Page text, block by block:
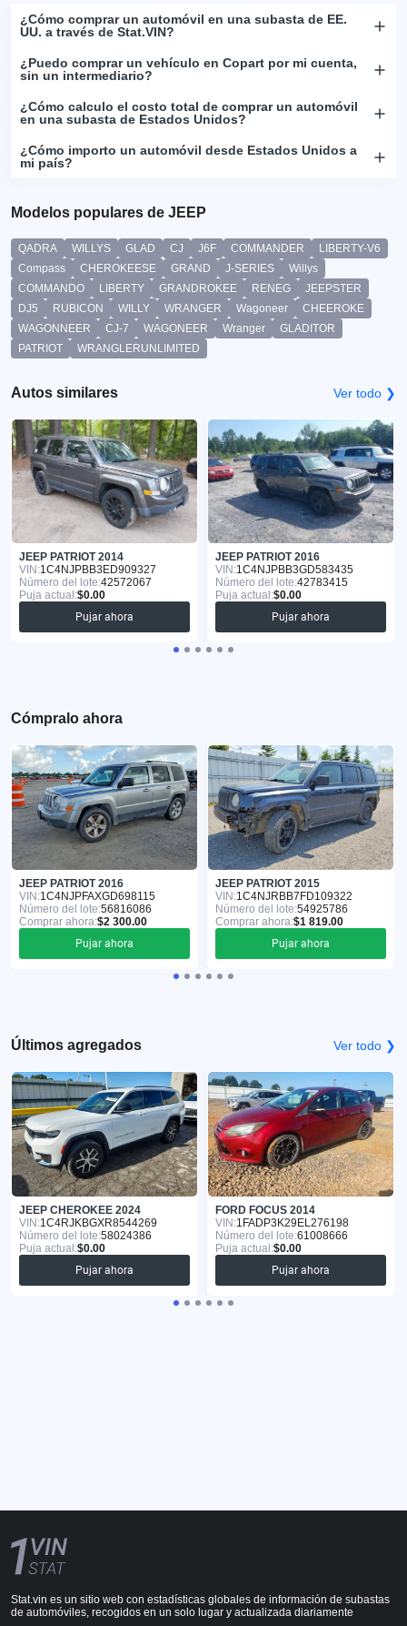
¿Cómo comprar un automóvil en una subasta de EE.
UU. a través de Stat.VIN?
¿Puedo comprar un vehículo en Copart por mi cuenta,
sin un intermediario?
¿Cómo calculo el costo total de comprar un automóvil
en una subasta de Estados Unidos?
¿Cómo importo un automóvil desde Estados Unidos a
mi país?
Modelos populares de JEEP
QADRA WILLYS GLAD CJ J6F COMMANDER
LIBERTY-V6
Compass
CHEROKEESE GRAND J-SERIES
Willys
COMMANDO
LIBERTY GRANDROKEE RENEG
JEEPSTER
DJ5
RUBICON WILLY WRANGER Wagoneer
CHEEROKE
WAGONNEER
CJ-7 WAGONEER Wranger
GLADITOR
PATRIOT
WRANGLERUNLIMITED
Autos similares Ver todo ❯
JEEP PATRIOT 2014
VIN:1C4NJPBB3ED909327
Número del lote:42572067
Puja actual:$0.00
Pujar ahora
JEEP PATRIOT 2016
VIN:1C4NJPBB3GD583435
Número del lote:42783415
Puja actual:$0.00
Pujar ahora
Cómpralo ahora
JEEP PATRIOT 2016
VIN:1C4NJPFAXGD698115
Número del lote:56816086
Comprar ahora:$2 300.00
Pujar ahora
JEEP PATRIOT 2015
VIN:1C4NJRBB7FD109322
Número del lote:54925786
Comprar ahora:$1 819.00
Pujar ahora
Últimos agregados Ver todo ❯
JEEP CHEROKEE 2024
VIN:1C4RJKBGXR8544269
Número del lote:58024386
Puja actual:$0.00
Pujar ahora
FORD FOCUS 2014
VIN:1FADP3K29EL276198
Número del lote:61008666
Puja actual:$0.00
Pujar ahora
Stat.vin es un sitio web con estadísticas globales de información de subastas
de automóviles, recogidos en un solo lugar y actualizada diariamente